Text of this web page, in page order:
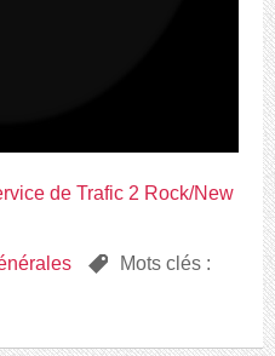
de Trafic 2 Rock/New
,
Mots clés :